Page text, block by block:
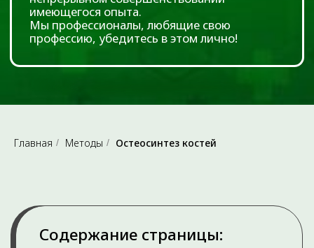
Главная / Методы / Остеосинтез костей